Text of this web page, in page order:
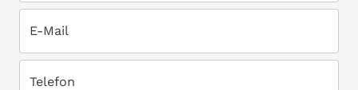
E-Mail
Telefon